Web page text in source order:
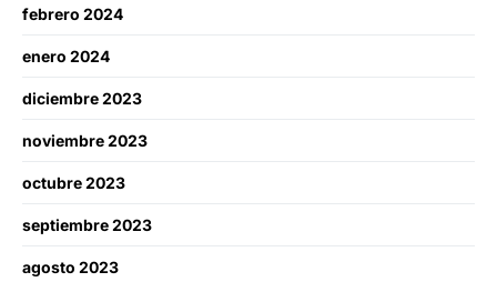
febrero 2024
enero 2024
diciembre 2023
noviembre 2023
octubre 2023
septiembre 2023
agosto 2023